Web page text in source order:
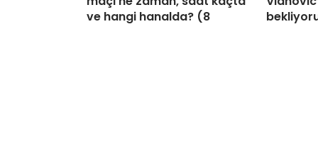
ve hangi hanalda? (8